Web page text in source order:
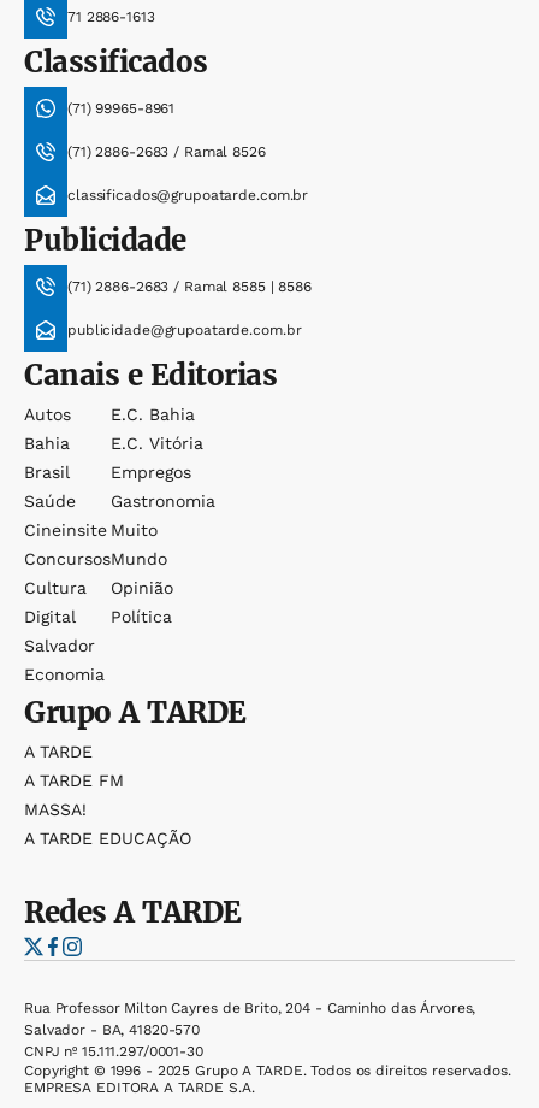
71 2886-1613
Classificados
(71) 99965-8961
(71) 2886-2683 / Ramal 8526
classificados@grupoatarde.com.br
Publicidade
(71) 2886-2683 / Ramal 8585 | 8586
publicidade@grupoatarde.com.br
Canais e Editorias
Autos
Bahia
Brasil
Saúde
Cineinsite
Concursos
Cultura
Digital
Salvador
Economia
E.c. Bahia
E.c. Vitória
Empregos
Gastronomia
Muito
Mundo
Opinião
Política
GrupoA TARDE
A TARDE
A TARDE FM
MASSA!
A TARDE EDUCAÇÃO
RedesA TARDE
Rua Professor Milton Cayres de Brito, 204 - Caminho das Árvores,
Salvador - BA, 41820-570
CNPJ nº 15.111.297/0001-30
Copyright © 1996 - 2025 Grupo A TARDE. Todos os direitos reservados.
EMPRESA EDITORA A TARDE S.A.